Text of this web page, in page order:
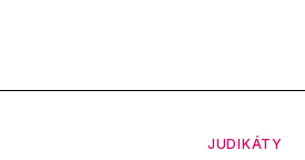
JUDIKÁTY